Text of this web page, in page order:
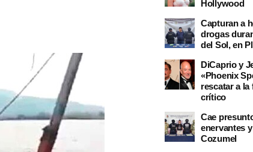
Hollywood
Capturan a
drogas
del Sol, en
DiCaprio y
«Phoenix
rescatar a
crítico
Cae
enervantes
Cozumel